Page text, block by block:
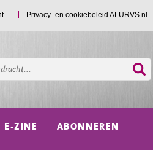
Privacy- en cookiebeleid ALURVS.nl
E-ZINE ABONNEREN